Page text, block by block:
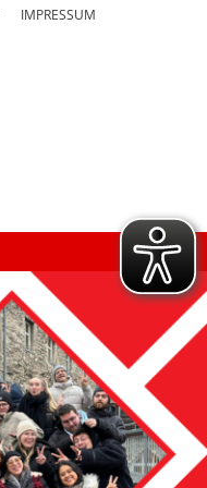
IMPRESSUM